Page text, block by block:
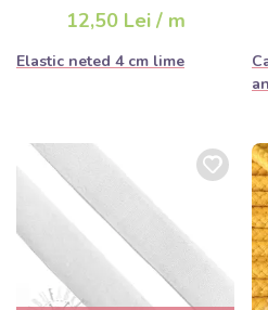
12,50 Lei / m
Elastic neted 4 cm lime